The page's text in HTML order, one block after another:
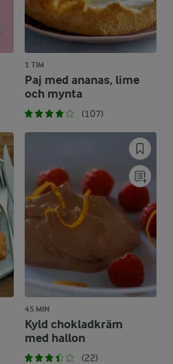
1 TIM
Paj med ananas, lime
och mynta
(107)
45 MIN
Kyld chokladkräm
med hallon
(22)